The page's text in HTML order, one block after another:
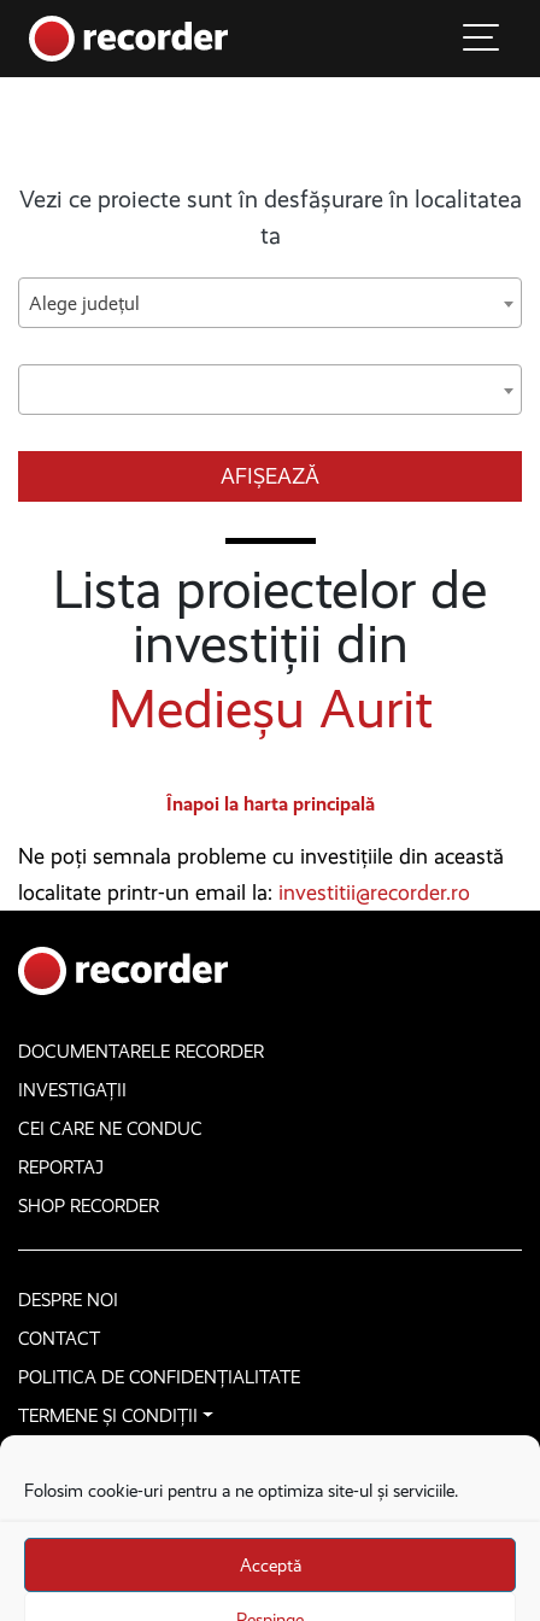
Folosim cookie-uri pentru a ne optimiza site-ul și serviciile.
Acceptă
Main Navigation
Vezi ce proiecte sunt în desfășurare în localitatea
ta
Alege județul
AFIȘEAZĂ
Lista proiectelor de
investiții din
Medieșu Aurit
Înapoi la harta principală
Ne poți semnala probleme cu investițiile din această
localitate printr-un email la: investitii@recorder.ro
DOCUMENTARELE RECORDER
INVESTIGAȚII
CEI CARE NE CONDUC
REPORTAJ
SHOP RECORDER
DESPRE NOI
CONTACT
POLITICA DE CONFIDENȚIALITATE
TERMENE ȘI CONDIȚII
Stega creative
Brandul Recorder e operat de Asociația Recorder Community, sub licența SC